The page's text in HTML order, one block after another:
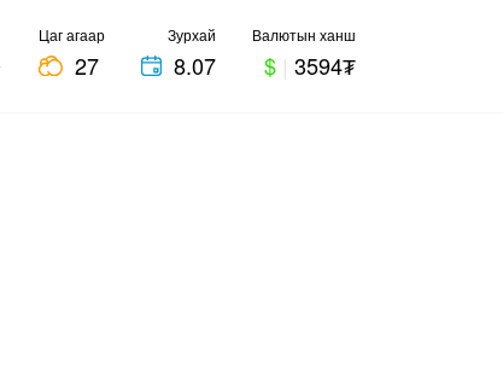
Цаг агаар
27
Зурхай
8.07
Валютын ханш
$ | 3594₮